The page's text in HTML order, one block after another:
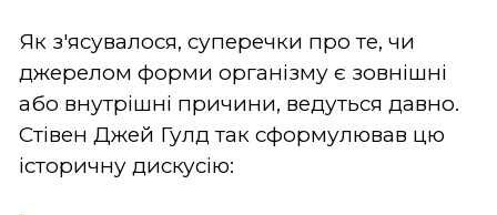
Як з'ясувалося, суперечки про те, чи
джерелом форми організму є зовнішні
або внутрішні причини, ведуться давно.
Стівен Джей Гулд так сформулював цю
історичну дискусію: